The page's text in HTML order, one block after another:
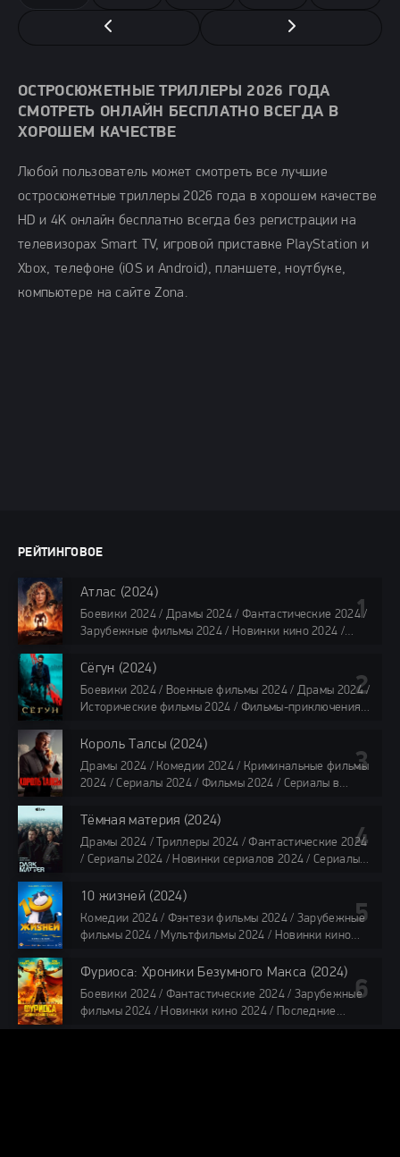
ОСТРОСЮЖЕТНЫЕ ТРИЛЛЕРЫ 2026 ГОДА
СМОТРЕТЬ ОНЛАЙН БЕСПЛАТНО ВСЕГДА В
ХОРОШЕМ КАЧЕСТВЕ
Любой пользователь может смотреть все лучшие
остросюжетные триллеры 2026 года в хорошем качестве
HD и 4K онлайн бесплатно всегда без регистрации на
телевизорах Smart TV, игровой приставке PlayStation и
Xbox, телефоне (iOS и Android), планшете, ноутбуке,
компьютере на сайте Zona.
РЕЙТИНГОВОЕ
Атлас (2024)
Боевики 2024 / Драмы 2024 / Фантастические 2024 /
Зарубежные фильмы 2024 / Новинки кино 2024 /
Фильмы 4K / Фильмы 2024 / Популярные фильмы /
Смотреть фильмы онлайн
118 мин.
Сёгун (2024)
Боевики 2024 / Военные фильмы 2024 / Драмы 2024 /
Исторические фильмы 2024 / Фильмы-приключения
Сериалы 4K / Фильмы 2024 / Сериалы в озвучке
TVShows / Сериалы в озвучке LostFilm / Сериалы в
озвучке HDrezka Studio / Смотреть фильмы онлайн
все серии по 45 минут
Король Талсы (2024)
Драмы 2024 / Комедии 2024 / Криминальные фильмы
2024 / Сериалы 2024 / Фильмы 2024 / Сериалы в
Сериалы в озвучке HDrezka Studio / Смотреть фильмы
онлайн
40 мин
Тёмная материя (2024)
Драмы 2024 / Триллеры 2024 / Фантастические 2024
/ Сериалы 2024 / Новинки сериалов 2024 / Сериалы
Сериалы в озвучке LostFilm / Сериалы в озвучке
HDrezka Studio / Смотреть фильмы онлайн
все серии по 45 мин.
10 жизней (2024)
Комедии 2024 / Фэнтези фильмы 2024 / Зарубежные
фильмы 2024 / Мультфильмы 2024 / Новинки кино
/ Фильмы 2024 / Популярные фильмы / Смотреть
фильмы онлайн
88 мин.
Фуриоса: Хроники Безумного Макса (2024)
Боевики 2024 / Фантастические 2024 / Зарубежные
фильмы 2024 / Новинки кино 2024 / Последние
фильмы 2024 / Фильмы лета 2024 / Фильмы 4K /